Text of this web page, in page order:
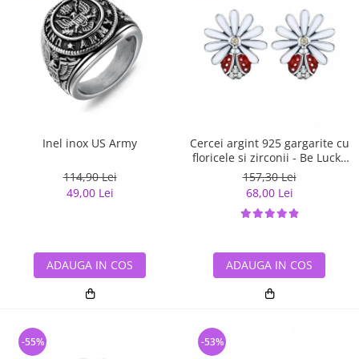
Inel inox US Army
114,90 Lei
49,00 Lei
ADAUGA IN COS
Cercei argint 925 gargarite cu
floricele si zirconii - Be Lucky
EST0022
157,30 Lei
68,00 Lei
ADAUGA IN COS
-55% -53%